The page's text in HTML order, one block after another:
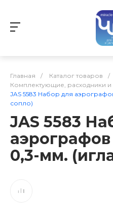
Главная / Каталог товаров /
Комплектующие, расходники и
JAS 5583 Набор для
сопло)
JAS 5583
0,3-мм.